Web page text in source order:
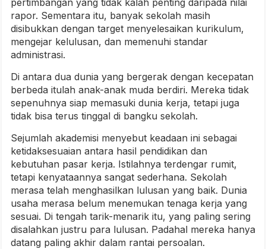
rapor. Sementara itu, banyak sekolah masih
disibukkan dengan target menyelesaikan kurikulum,
mengejar kelulusan, dan memenuhi standar
administrasi.
Di antara dua dunia yang bergerak dengan kecepatan
berbeda itulah anak-anak muda berdiri. Mereka tidak
sepenuhnya siap memasuki dunia kerja, tetapi juga
tidak bisa terus tinggal di bangku sekolah.
Sejumlah akademisi menyebut keadaan ini sebagai
ketidaksesuaian antara hasil pendidikan dan
kebutuhan pasar kerja. Istilahnya terdengar rumit,
tetapi kenyataannya sangat sederhana. Sekolah
merasa telah menghasilkan lulusan yang baik. Dunia
usaha merasa belum menemukan tenaga kerja yang
sesuai. Di tengah tarik-menarik itu, yang paling sering
disalahkan justru para lulusan. Padahal mereka hanya
datang paling akhir dalam rantai persoalan.